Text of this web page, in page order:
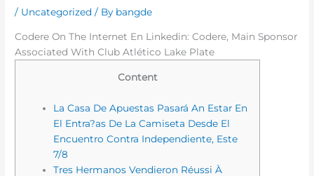
/ Uncategorized / By bangde
Codere On The Internet En Linkedin: Codere, Main Sponsor
Associated With Club Atlético Lake Plate
Content
La Casa De Apuestas Pasará An Estar En
El Entra?as De La Camiseta Desde El
Encuentro Contra Independiente, Este
7/8
Tres Hermanos Vendieron Réussi À